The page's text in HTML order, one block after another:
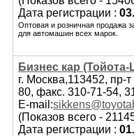
Дата регистрации :
Оптовая и розничная продажа
для автомашин всех марок.
Бизнес кар
г. Москва,113452, пр-
80, факс. 310-71-54,
E-mail:
(Показов всего -
Дата регистрации :